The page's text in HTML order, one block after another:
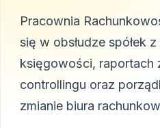
Pracownia
się w obsłudze spółek z
księgowości, raportach
controllingu oraz
zmianie biura